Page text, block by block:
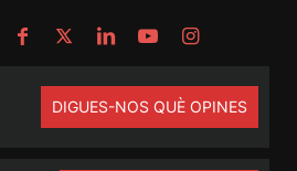
DIGUES-NOS QUÈ OPINES